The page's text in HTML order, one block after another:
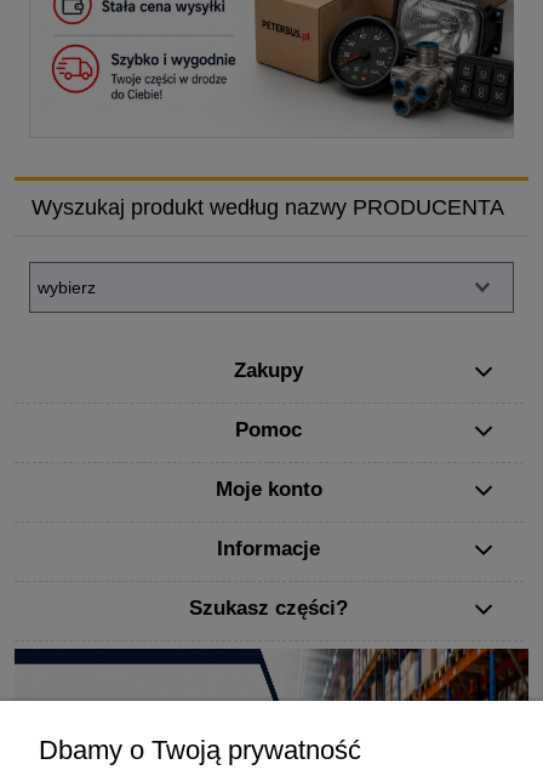
Wyszukaj produkt według nazwy PRODUCENTA
Zakupy
Pomoc
Moje konto
Informacje
Szukasz części?
Dbamy o Twoją prywatność